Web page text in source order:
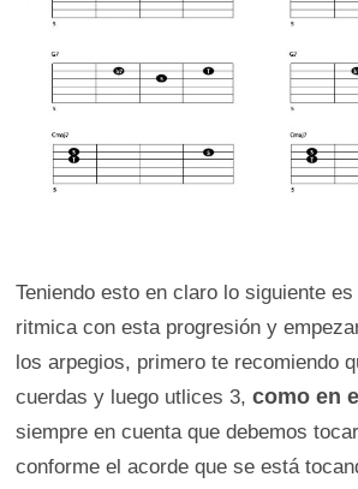
Teniendo esto en claro lo siguiente
ritmica con esta progresión y
los arpegios, primero te recomiendo
cuerdas y luego utlices 3,como en
siempre en cuenta que debemos
conforme el acorde que se está